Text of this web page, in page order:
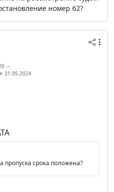
номер 62?
31.05.2024
пропуска срока положена?